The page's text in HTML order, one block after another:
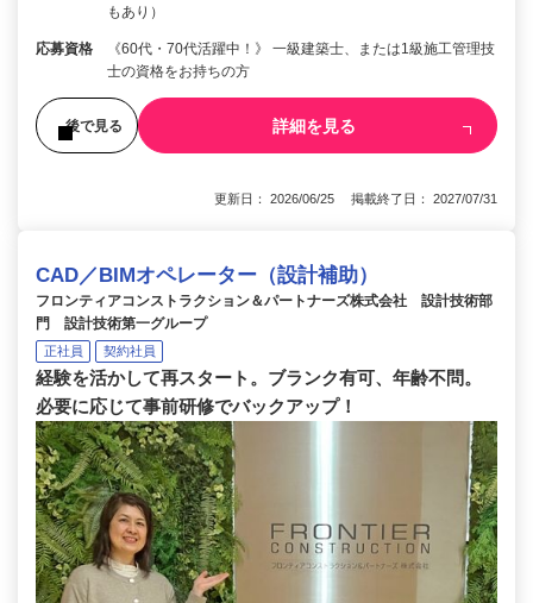
もあり）
応募資格
《60代・70代活躍中！》 一級建築士、または1級施工管理技
士の資格をお持ちの方
後で見る 詳細を見る
更新日： 2026/06/25 掲載終了日： 2027/07/31
CAD／BIMオペレーター（設計補助）
フロンティアコンストラクション＆パートナーズ株式会社 設計技術部
門 設計技術第一グループ
正社員 契約社員
経験を活かして再スタート。ブランク有可、年齢不問。
必要に応じて事前研修でバックアップ！